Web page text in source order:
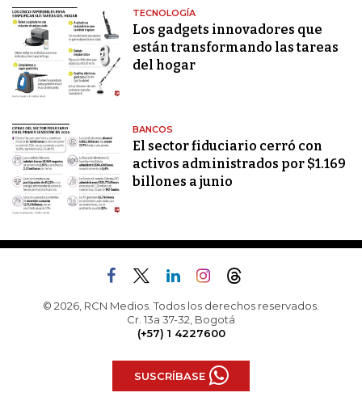
TECNOLOGÍA
Los gadgets innovadores que
están transformando las tareas
del hogar
BANCOS
El sector fiduciario cerró con
activos administrados por $1.169
billones a junio
© 2026, RCN Medios. Todos los derechos reservados.
Cr. 13a 37-32, Bogotá
(+57) 1 4227600
SUSCRÍBASE